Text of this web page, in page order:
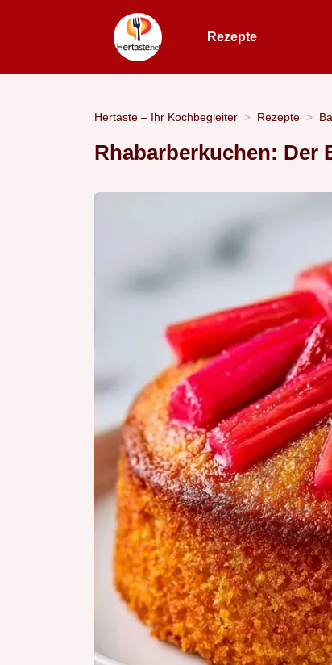
Rezepte
Hertaste – Ihr Kochbegleiter Rezepte
Rhabarberkuchen: Der